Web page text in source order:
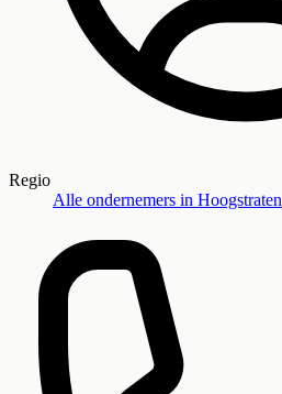
Regio
Alle ondernemers in Hoogstraten